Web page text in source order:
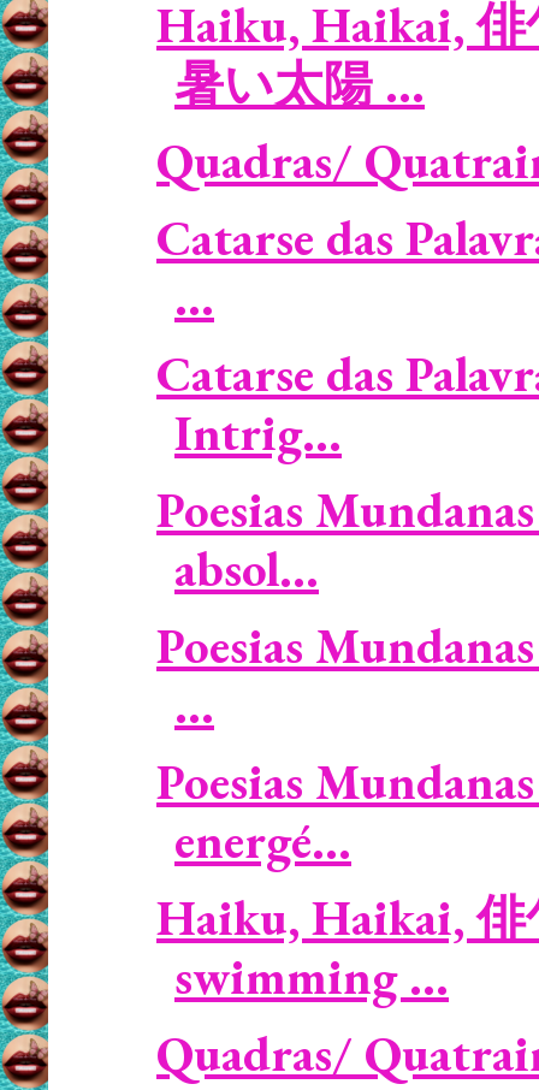
Haiku, Haikai, 俳
暑い太陽 ...
Quadras/
Catarse das
...
Catarse das
Intrig...
Poesias
absol...
Poesias
...
Poesias
energé...
Haiku, Haikai, 俳
swimming ...
Quadras/